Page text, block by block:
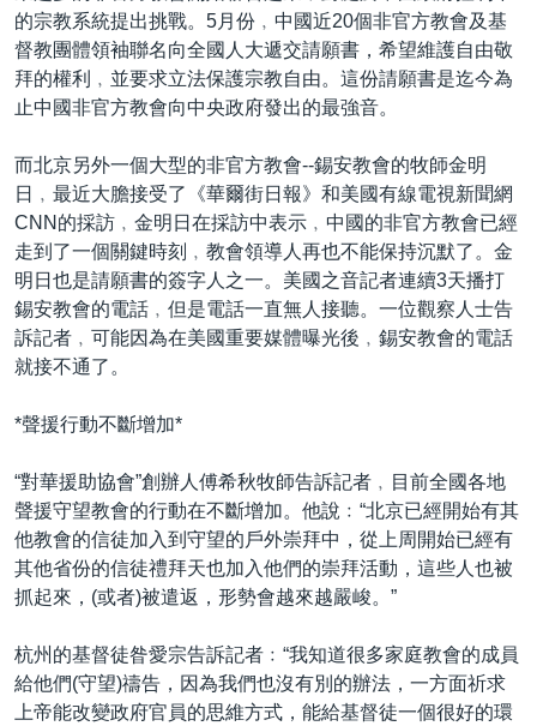
的宗教系統提出挑戰。5月份﹐中國近20個非官方教會及基
督教團體領袖聯名向全國人大遞交請願書，希望維護自由敬
拜的權利﹐並要求立法保護宗教自由。這份請願書是迄今為
止中國非官方教會向中央政府發出的最強音。
而北京另外一個大型的非官方教會--錫安教會的牧師金明
日﹐最近大膽接受了《華爾街日報》和美國有線電視新聞網
CNN的採訪﹐金明日在採訪中表示﹐中國的非官方教會已經
走到了一個關鍵時刻﹐教會領導人再也不能保持沉默了。金
明日也是請願書的簽字人之一。美國之音記者連續3天播打
錫安教會的電話﹐但是電話一直無人接聽。一位觀察人士告
訴記者﹐可能因為在美國重要媒體曝光後﹐錫安教會的電話
就接不通了。
*聲援行動不斷增加*
“對華援助協會”創辦人傅希秋牧師告訴記者﹐目前全國各地
聲援守望教會的行動在不斷增加。他說﹕“北京已經開始有其
他教會的信徒加入到守望的戶外崇拜中，從上周開始已經有
其他省份的信徒禮拜天也加入他們的崇拜活動，這些人也被
抓起來，(或者)被遣返，形勢會越來越嚴峻。”
杭州的基督徒昝愛宗告訴記者﹕“我知道很多家庭教會的成員
給他們(守望)禱告，因為我們也沒有別的辦法，一方面祈求
上帝能改變政府官員的思維方式，能給基督徒一個很好的環